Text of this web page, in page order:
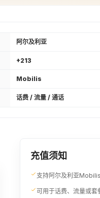
阿尔及利亚
+213
Mobilis
话费 / 流量 / 通话
充值须知
支持阿尔及利亚Mobilis
可用于话费、流量或套